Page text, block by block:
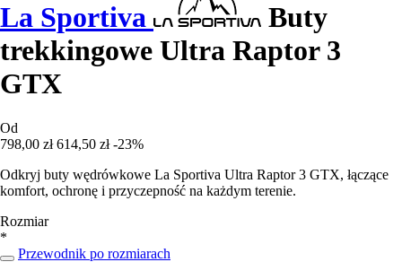
La Sportiva
Buty
trekkingowe Ultra Raptor 3
GTX
Od
798,00 zł 614,50 zł -23%
Odkryj buty wędrówkowe La Sportiva Ultra Raptor 3 GTX, łączące
komfort, ochronę i przyczepność na każdym terenie.
Rozmiar
*
Przewodnik po rozmiarach